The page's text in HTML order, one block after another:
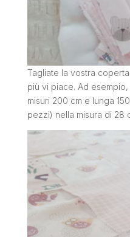
Tagliate la vostra
più vi piace. Ad
misuri 200 cm e lunga
pezzi) nella misura di 28